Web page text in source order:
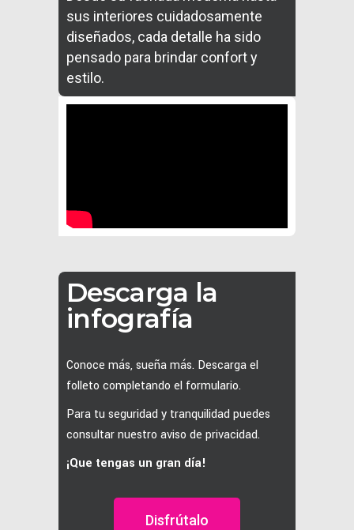
sus interiores cuidadosamente
diseñados, cada detalle ha sido
pensado para brindar confort y
estilo.
Descarga la
infografía
Conoce más, sueña más. Descarga el
folleto completando el formulario.
Para tu seguridad y tranquilidad puedes
consultar nuestro aviso de privacidad.
¡Que tengas un gran día!
Disfrútalo